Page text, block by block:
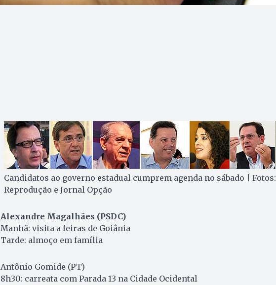
Candidatos ao governo estadual cumprem agenda no sábado | Fotos:
Reprodução e Jornal Opção
Alexandre Magalhães (PSDC)
Manhã: visita a feiras de Goiânia
Tarde: almoço em família
Antônio Gomide (PT)
8h30: carreata com Parada 13 na Cidade Ocidental